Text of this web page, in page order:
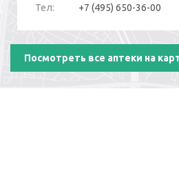
Тел:
+7 (495) 650-36-00
Посмотреть все аптеки на